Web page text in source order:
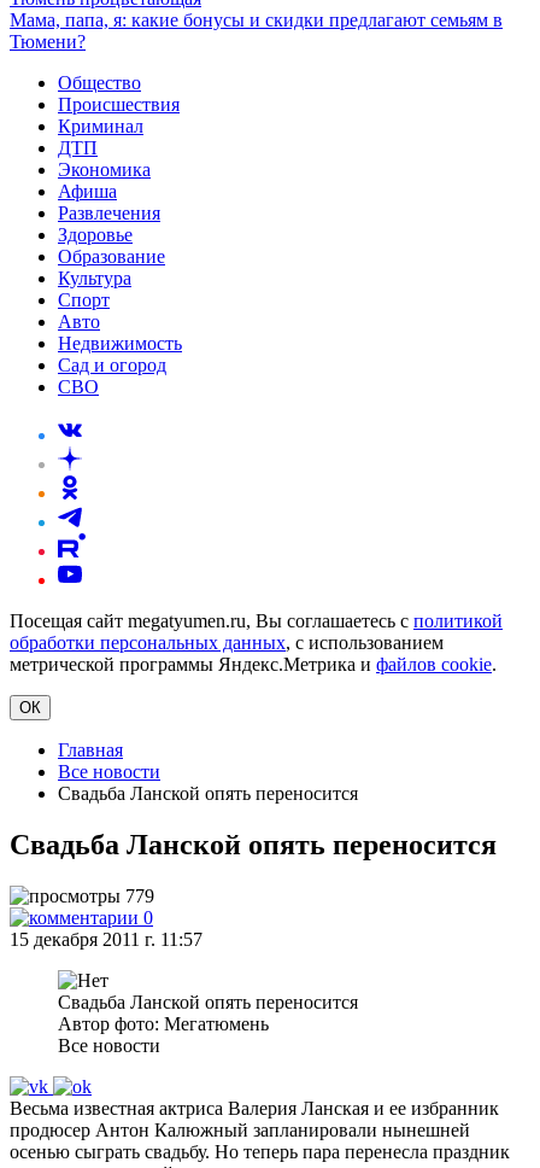
Мама, папа, я: какие бонусы и скидки предлагают семьям в
Тюмени?
Общество
Происшествия
Криминал
ДТП
Экономика
Афиша
Развлечения
Здоровье
Образование
Культура
Спорт
Авто
Недвижимость
Сад и огород
СВО
Посещая сайт megatyumen.ru, Вы соглашаетесь с политикой
обработки персональных данных, с использованием
метрической программы Яндекс.Метрика и файлов cookie.
ОК
Главная
Все новости
Свадьба Ланской опять переносится
Свадьба Ланской опять переносится
779
0
15 декабря 2011 г. 11:57
Свадьба Ланской опять переносится
Автор фото: Мегатюмень
Все новости
Весьма известная актриса Валерия Ланская и ее избранник
продюсер Антон Калюжный запланировали нынешней
осенью сыграть свадьбу. Но теперь пара перенесла праздник